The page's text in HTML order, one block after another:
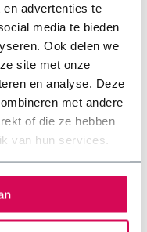
advertenties te
media te bieden
Ook delen we
site met onze
en analyse. Deze
met andere
of die ze hebben
van hun services.